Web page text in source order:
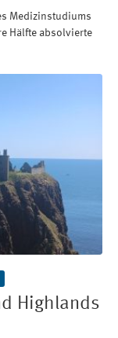
Medizinstudiums
Hälfte absolvierte
Highlands